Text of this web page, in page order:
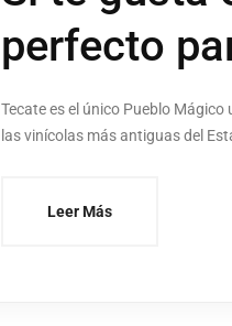
perfecto
Tecate es el único Pueblo
las vinícolas más antiguas del
Leer Más